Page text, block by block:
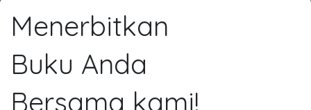
Menerbitkan
Buku Anda
Bersama kami!